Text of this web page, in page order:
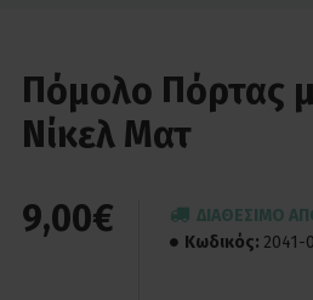
Πόμολο Πόρτας
Νίκελ Ματ
9,00€
ΔΙΑΘΈΣΙΜΟ
Κωδικός: 2041-